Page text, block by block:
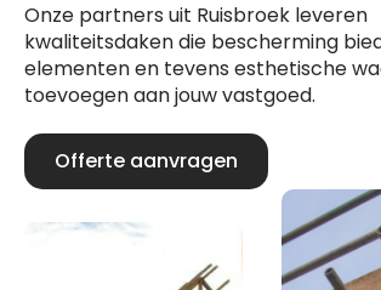
Onze partners uit Ruisbroek leveren
kwaliteitsdaken die bescherming
elementen en tevens esthetische
toevoegen aan jouw vastgoed.
Offerte aanvragen